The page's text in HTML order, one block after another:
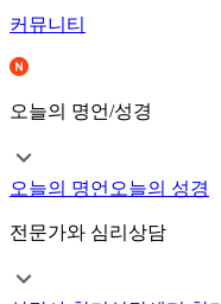
커뮤니티
오늘의 명언/성경
오늘의 명언 오늘의 성경
전문가와 심리상담